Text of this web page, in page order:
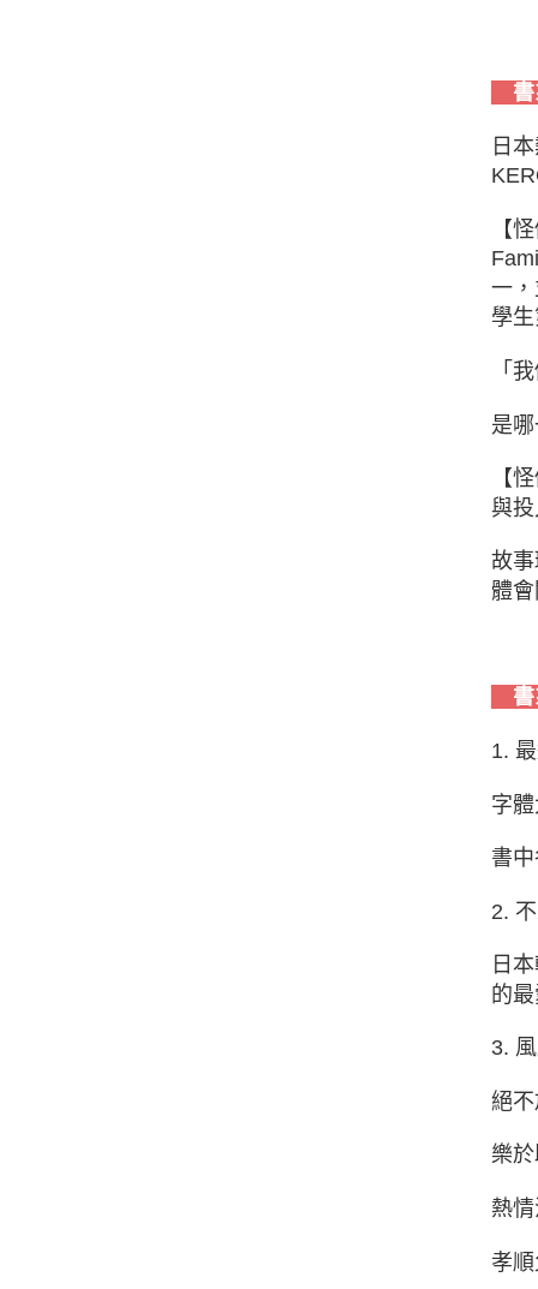
書
日
【
一
學
「
是
【
與投
故
體
書
1.
字
書
2.
日
的最
3.
絕
樂
熱
孝